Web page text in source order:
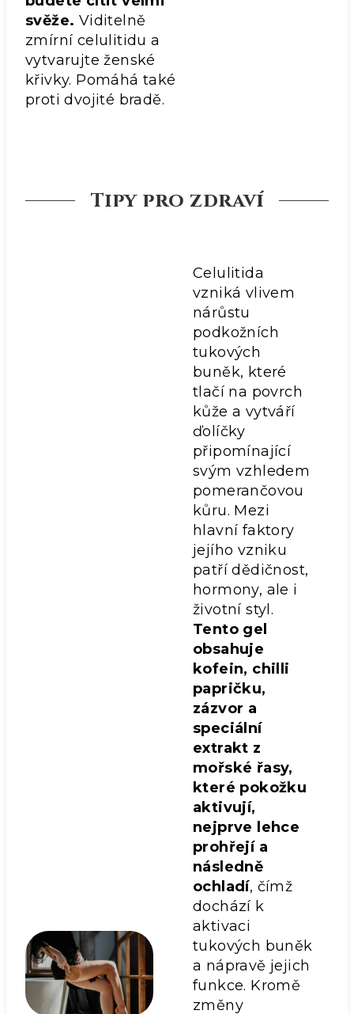
svěže. Viditelně
zmírní celulitidu a
vytvarujte ženské
křivky. Pomáhá také
proti dvojité bradě.
Tipy pro zdraví
Celulitida
vzniká vlivem
nárůstu
podkožních
tukových
buněk, které
tlačí na povrch
kůže a vytváří
ďolíčky
připomínající
svým vzhledem
pomerančovou
kůru. Mezi
hlavní faktory
jejího vzniku
patří dědičnost,
hormony, ale i
životní styl.
Tento gel
obsahuje
kofein, chilli
papričku,
zázvor a
speciální
extrakt z
mořské řasy,
které pokožku
aktivují,
nejprve lehce
prohřejí a
následně
ochladí, čímž
dochází k
aktivaci
tukových buněk
a nápravě jejich
funkce. Kromě
změny